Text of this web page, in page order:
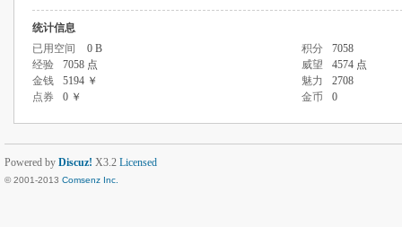
统计信息
已用空间
0 B 积分
7058
经验
7058 点 威望
4574 点
金钱
5194 ￥ 魅力
2708
点券
0 ￥ 金币 0
Powered by Discuz! X3.2 Licensed
© 2001-2013 Comsenz Inc.